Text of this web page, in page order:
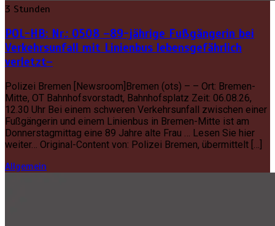
3 Stunden
POL-HB: Nr.: 0508 –89-jährige Fußgängerin bei
Verkehrsunfall mit Linienbus lebensgefährlich
verletzt–
Polizei Bremen [Newsroom]Bremen (ots) – – Ort: Bremen-
Mitte, OT Bahnhofsvorstadt, Bahnhofsplatz Zeit: 06.08.26,
12.30 Uhr Bei einem schweren Verkehrsunfall zwischen einer
Fußgängerin und einem Linienbus in Bremen-Mitte ist am
Donnerstagmittag eine 89 Jahre alte Frau … Lesen Sie hier
weiter… Original-Content von: Polizei Bremen, übermittelt […]
Allgemein